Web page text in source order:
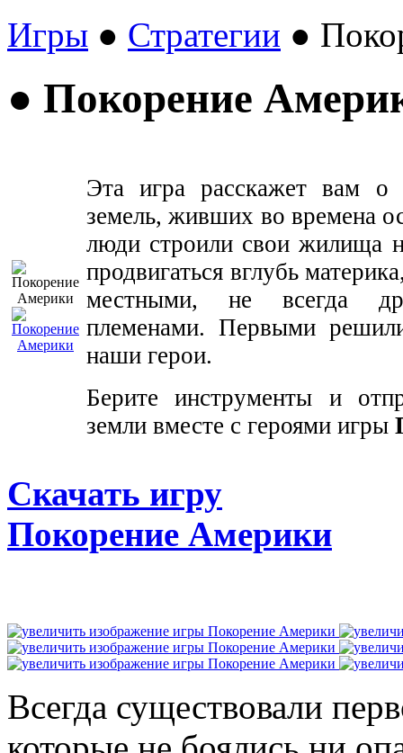
Игры ● Стратегии ●
● Покорение
Эта игра расскажет вам о
земель, живших во времена
люди строили свои жилища
продвигаться вглубь
местными, не всегда
племенами. Первыми
наши герои.
Берите инструменты и
земли вместе с героями игры
Скачать игру
Покорение Америки
Всегда существовали